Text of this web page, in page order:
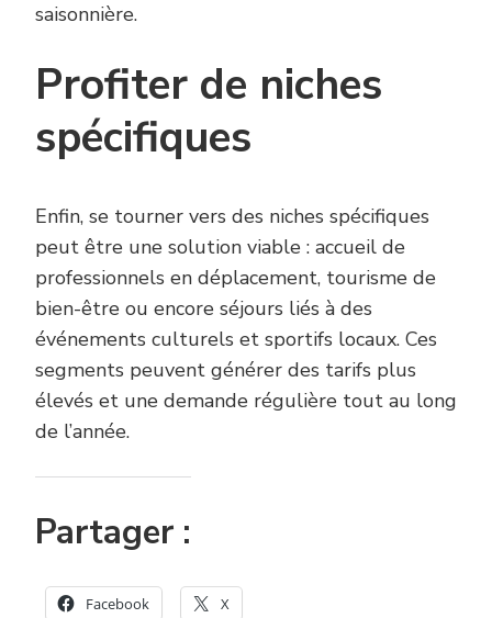
saisonnière.
Profiter de niches
spécifiques
Enfin, se tourner vers des niches spécifiques
peut être une solution viable : accueil de
professionnels en déplacement, tourisme de
bien-être ou encore séjours liés à des
événements culturels et sportifs locaux. Ces
segments peuvent générer des tarifs plus
élevés et une demande régulière tout au long
de l’année.
Partager :
Facebook X